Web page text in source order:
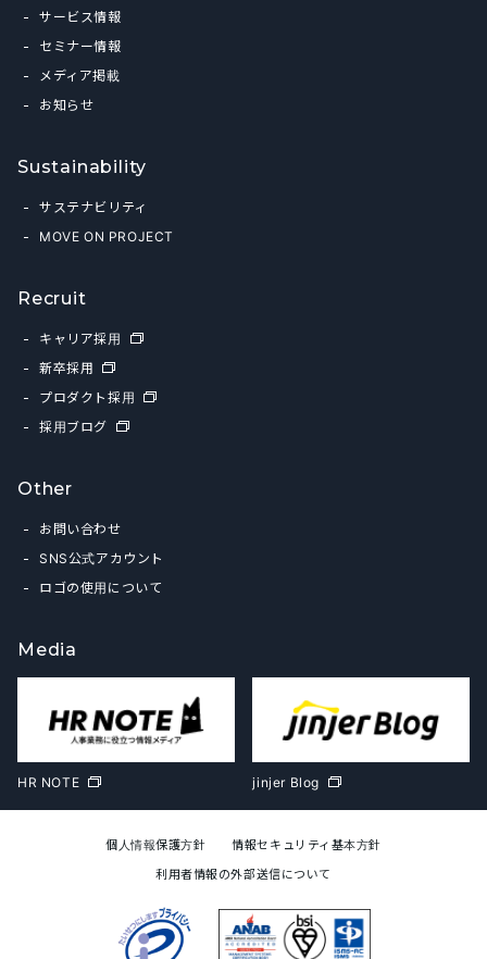
サービス情報
セミナー情報
メディア掲載
お知らせ
Sustainability
サステナビリティ
MOVE ON PROJECT
Recruit
キャリア採用
新卒採用
プロダクト採用
採用ブログ
Other
お問い合わせ
SNS公式アカウント
ロゴの使用について
Media
HR NOTE jinjer Blog
個人情報保護方針
情報セキュリティ基本方針
利用者情報の外部送信について